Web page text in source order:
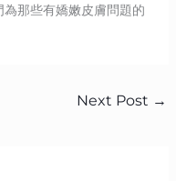
那些有嬌嫩皮膚問題的
Next Post →